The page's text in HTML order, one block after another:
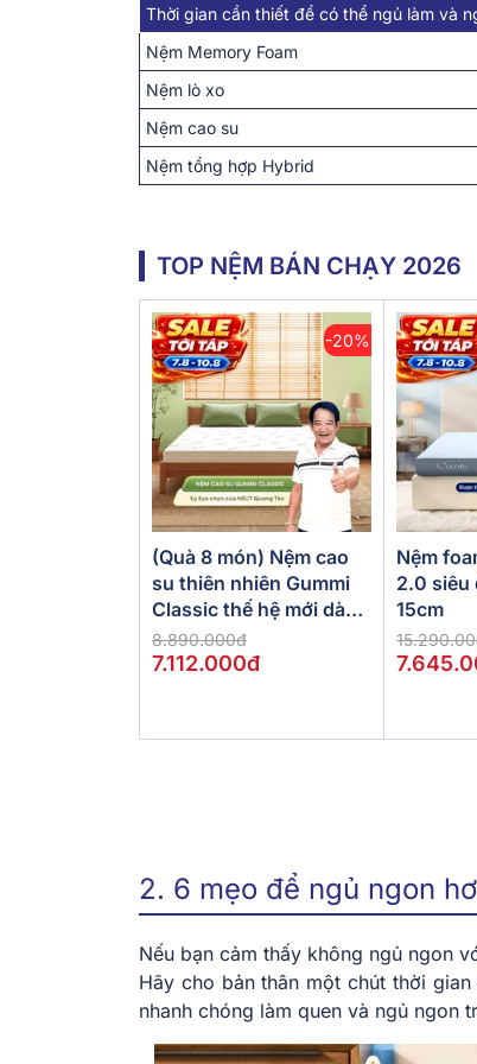
Thời gian cần thiết để có thể ngủ làm và
Nệm Memory Foam
Nệm lò xo
Nệm cao su
Nệm tổng hợp Hybrid
TOP NỆM BÁN CHẠY 2026
-20%
(Quà 8 món) Nệm cao
su thiên nhiên Gummi
Classic thế hệ mới dày
5/10/15cm
8.890.000đ
7.112.000đ
Nệm
2.0 siêu
15cm
2. 6 mẹo để ngủ ngon
Nếu bạn cảm thấy không ngủ ngon
Hãy cho bản thân một chút thời
nhanh chóng làm quen và ngủ ngon